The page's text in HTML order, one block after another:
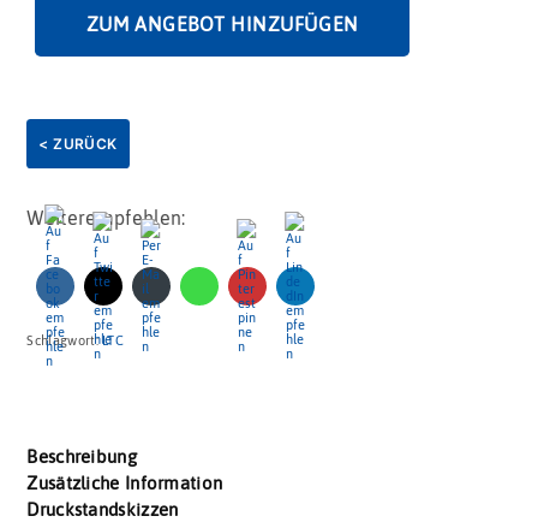
ZUM ANGEBOT HINZUFÜGEN
< ZURÜCK
Weiterempfehlen:
Schlagwort:LTC
Beschreibung
Zusätzliche Information
Druckstandskizzen